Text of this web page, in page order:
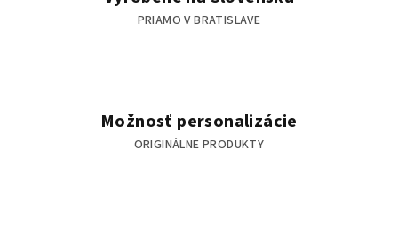
k
i
s
PRIAMO V BRATISLAVE
Možnosť personalizácie
ORIGINÁLNE PRODUKTY